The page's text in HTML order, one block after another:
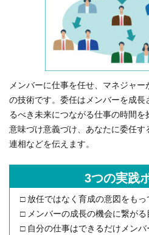
メンバーに仕事を任せ、マネジャ
の技術です。委任はメンバーを成
るべき未来につながる仕事の時間
意味づけ意義づけ、あなたに委任
連相などを伝えます。
3つの実践
□ 放任ではなく育成の意図をもっ
□ メンバーの成長の機会に繋が
□ 自分の仕事はできるだけメン